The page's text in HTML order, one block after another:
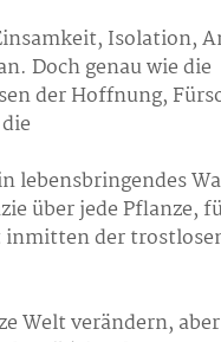
Isolation,
Doch genau wie die
der Hoffnung,
lebensbringendes
über jede Pflanze,
inmitten der
Welt verändern,